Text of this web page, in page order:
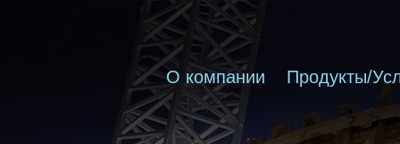
О компании Продукты/